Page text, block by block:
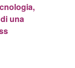
una